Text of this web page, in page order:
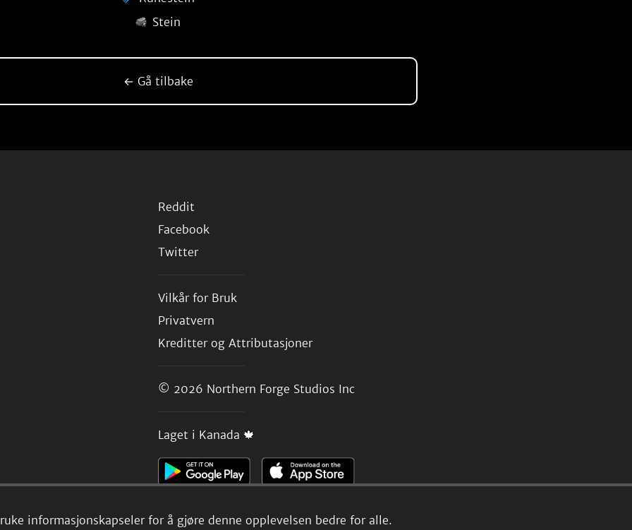
informasjonskapseler for å gjøre denne opplevelsen bedre for alle.
Stein
← Gå tilbake
Reddit
Facebook
Twitter
Vilkår for Bruk
Privatvern
Kreditter og Attributasjoner
© 2026 Northern Forge Studios Inc
Laget i Kanada 🍁